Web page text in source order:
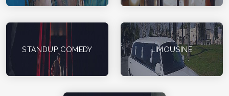
STANDUP COMEDY LIMOUSINE